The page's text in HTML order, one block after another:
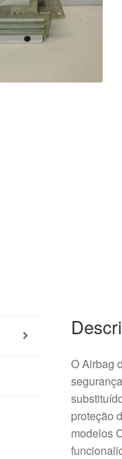
O Airbag
proteção
modelos